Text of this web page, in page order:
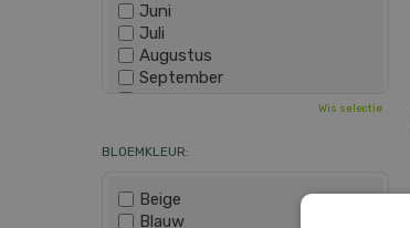
Juni
Juli
Augustus
September
December
Wis selectie
BLOEMKLEUR:
Beige
Blauw